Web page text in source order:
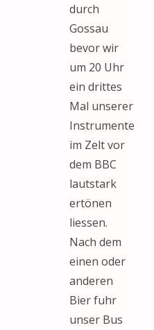
durch
Gossau
bevor wir
um 20 Uhr
ein drittes
Mal unserer
Instrumente
im Zelt vor
dem BBC
lautstark
ertönen
liessen.
Nach dem
einen oder
anderen
Bier fuhr
unser Bus